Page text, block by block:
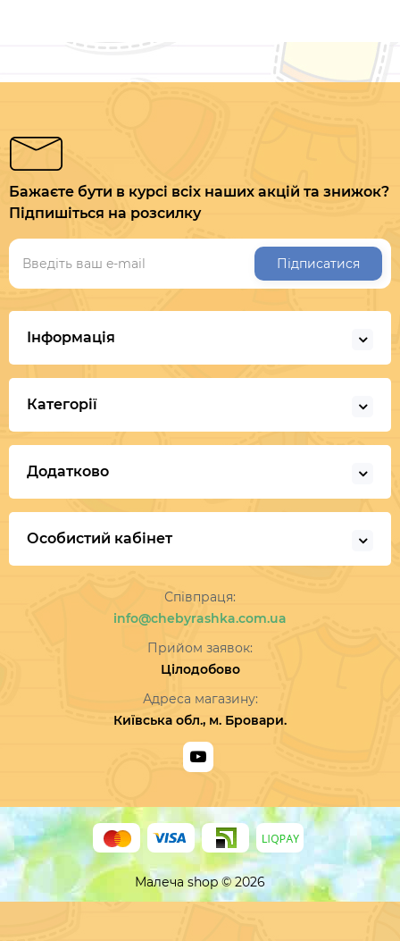
Бажаєте бути в курсі всіх наших акцій та знижок?
Підпишіться на розсилку
Підписатися
Інформація
Категорії
Додатково
Особистий кабінет
Співпраця:
info@chebyrashka.com.ua
Прийом заявок:
Цілодобово
Адреса магазину:
Київська обл., м. Бровари.
Малеча shop © 2026